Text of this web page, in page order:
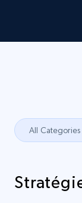
All Categories